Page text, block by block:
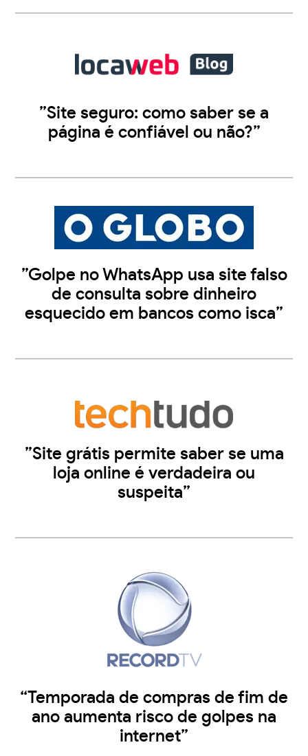
”Site seguro: como saber se a
página é confiável ou não?”
”Golpe no WhatsApp usa site falso
de consulta sobre dinheiro
esquecido em bancos como isca”
”Site grátis permite saber se uma
loja online é verdadeira ou
suspeita”
“Temporada de compras de fim de
ano aumenta risco de golpes na
internet”